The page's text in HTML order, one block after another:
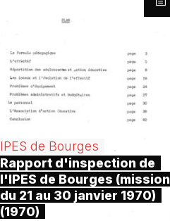
IPES de Bourges
Rapport d'inspection de
l'IPES de Bourges (mission
du 21 au 30 janvier 1970)
(1970)